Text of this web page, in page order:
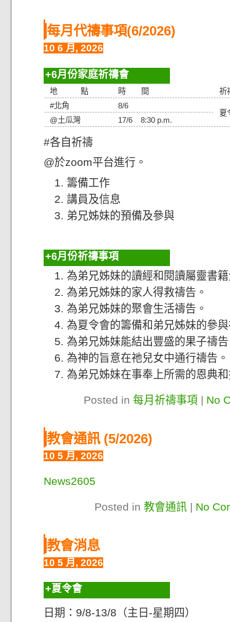
每月代禱事項(6/2026)
10 6 月, 2026
6月份家庭祈禱會
地 點 時 間
祈
#北角
8/6
夏
@土瓜灣
17/6 8:30 p.m.
#各自祈禱
@於zoom平台進行。
籌備工作
講員及信息
弟兄姊妹的預備及參與
6月份祈禱事項
為弟兄姊妹的讀經和閱讀屬靈書
為弟兄姊妹的家人得救禱告。
為弟兄姊妹的聚會生活禱告。
為夏令會的籌備和弟兄姊妹的參
為弟兄姊妹能結出豐盛的果子禱
為神的旨意在祂兒女中通行禱告。
為弟兄姊妹在事奉上所需的恩典
Posted in 每月祈禱事項 | No
教會通訊 (5/2026)
10 5 月, 2026
News2605
Posted in 教會通訊 | No
教會消息
10 5 月, 2026
夏令會
日期：9/8-13/8（主日-星期四）